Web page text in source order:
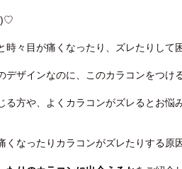
時々目が痛くなったり、ズレたりして
デザインなのに、このカラコンをつけ
る方や、よくカラコンがズレるとお
くなったりカラコンがズレたりする原因